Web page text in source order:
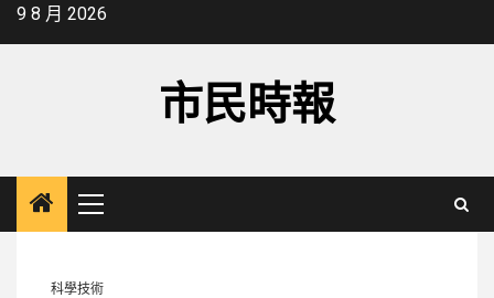
Skip9 8 月 2026
市民時報
Primary
Menu
科學技術